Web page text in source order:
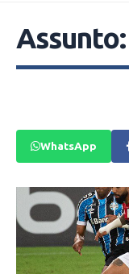
Assunto:
WhatsApp